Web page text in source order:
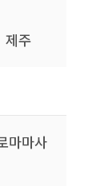
제주
마마사